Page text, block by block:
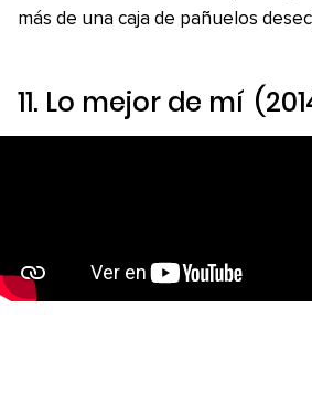
más de una caja de pañuelos
11. Lo mejor de mí